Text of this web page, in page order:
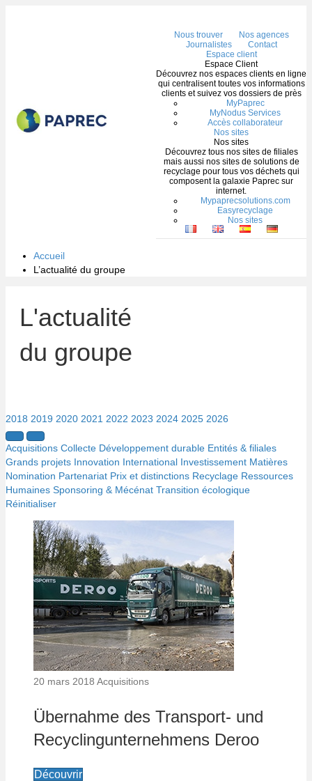
Nous trouver
Nos agences
Journalistes
Contact
Espace client
Espace Client
Découvrez nos espaces clients en ligne
qui centralisent toutes vos informations
clients et suivez vos dossiers de près
MyPaprec
MyNodus Services
Accès collaborateur
Nos sites
Nos sites
Découvrez tous nos sites de filiales
mais aussi nos sites de solutions de
recyclage pour tous vos déchets qui
composent la galaxie Paprec sur
internet.
Mypaprecsolutions.com
Easyrecyclage
Nos sites
Accueil
L’actualité du groupe
L'actualité
du groupe
2018 2019 2020 2021 2022 2023 2024 2025 2026
Acquisitions Collecte Développement durable Entités & filiales
Grands projets Innovation International Investissement Matières
Nomination Partenariat Prix et distinctions Recyclage Ressources
Humaines Sponsoring & Mécénat Transition écologique
Réinitialiser
20 mars 2018 Acquisitions
Übernahme des Transport- und
Recyclingunternehmens Deroo
Découvrir